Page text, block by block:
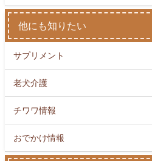
他にも知りたい
サプリメント
老犬介護
チワワ情報
おでかけ情報